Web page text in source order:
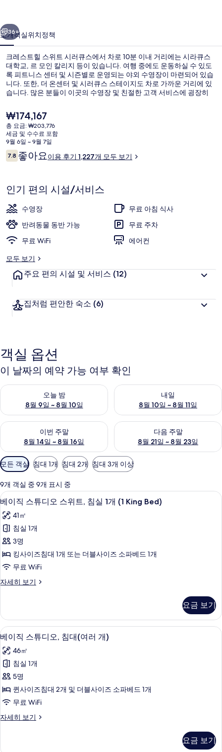
트
시
러
큐
스
의
사
진
갤
리
36+
소개객실위치정책
크레스트힐 스위트 시러큐스에서 차로 10분 이내 거리에는 시라큐스
대학교, 르 모인 칼리지 등이 있습니다. 여행 중에도 운동하실 수 있도
록 피트니스 센터 및 시즌별로 운영되는 야외 수영장이 마련되어 있습
니다. 또한, 더 온센터 및 시러큐스 스테이지도 차로 가까운 거리에 있
습니다. 많은 분들이 이곳의 수영장 및 친절한 고객 서비스에 굉장히
현
재
가
격
은
₩174,167
₩174,167
총 요금: ₩203,776
세금 및 수수료 포함
9월 6일 ~ 9월 7일
이
용
기
7.810점 만점 중 7.8점.
좋아요이용 후기 1,227개 모두 보기
인기 편의 시설/서비스
수영장
무료 아침 식사
반려동물 동반 가능
무료 주차
무료 WiFi
에어컨
모두 보기
주요 편의 시설 및 서비스 (12)
집처럼 편안한 숙소 (6)
객실 옵션
이 날짜의 예약 가능 여부 확인
오늘 밤
8월 9일 ~ 8월 10일
오늘 밤 예약 가능 여부 확인, 8월 9일 ~ 8월 10일
내일
8월 10일 ~ 8월 11일
내일 예약 가능 여부 확인, 8월
이번 주말
8월 14일 ~ 8월 16일
이번 주말 예약 가능 여부 확인, 8월 14일 ~ 8월 16일
다음 주말
8월 21일 ~ 8월 23일
다음 주말 예약 가능 여부 확인
객
실
에
사
용
가
능
한
터
모든 객실 침대 1개 침대 2개 침대 3개 이상
9개 객실 중 9개 표시 중
베
이
직
스
튜
디
스
트,
침
실
1
개
(1
King
Bed)
진
두
책상, 암막 커튼, 방음 설비, 다리미/다
6
베이직 스튜디오 스위트, 침실 1개 (1 King Bed)
41㎡
침실 1개
3명
킹사이즈침대 1개 또는 더블사이즈 소파베드 1개
무료 WiFi
자세히 보기
베
튜
디
오
스
위
트,
침
실
개
King
요금 보기
베
이
직
스
튜
디
침
(여
베이직 스튜디오, 침대(여러 개) | 책상
5
베이직 스튜디오, 침대(여러 개)
46㎡
침실 1개
5명
퀸사이즈침대 2개 및 더블사이즈 소파베드 1개
무료 WiFi
자세히 보기
베
요금 보기